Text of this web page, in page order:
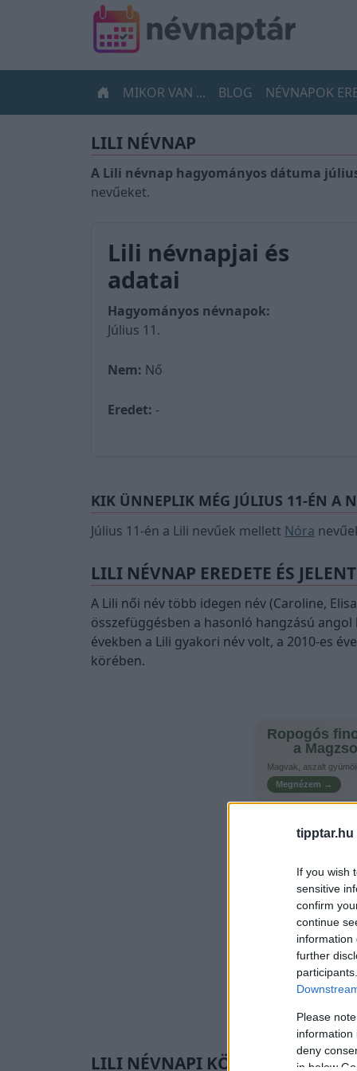
tipptar.hu
If you wish
sensitive
confirm
continue
information
further
Please
information
deny
in below
MIKOR VAN ...
BLOG NÉVNAPOK
LILI NÉVNAP
A Lili névnap hagyományos dátuma
nevűeket.
Lili névnapjai és
adatai
Hagyományos névnapok:
Július 11.
Nem: Nő
Eredet: -
KIK ÜNNEPLIK MÉG JÚLIUS 11-ÉN A
Július 11-én a Lili nevűek mellett Nóra
LILI NÉVNAP EREDETE ÉS
A Lili női név több idegen név (Caroline,
összefüggésben a hasonló hangzású angol
években a Lili gyakori név volt, a 2010-es
körében.
Ropogós
a
Magvak, aszalt
Megnézem →
LILI NÉVNAPI KÖSZÖNTŐ